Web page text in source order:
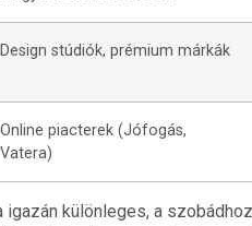
Design stúdiók, prémium márkák
Online piacterek (Jófogás,
Vatera)
igazán különleges, a